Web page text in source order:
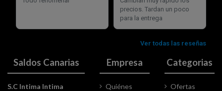
Saldos Canarias
S.C Intima Intima
Empresa
Quiénes
Categorias
Ofertas